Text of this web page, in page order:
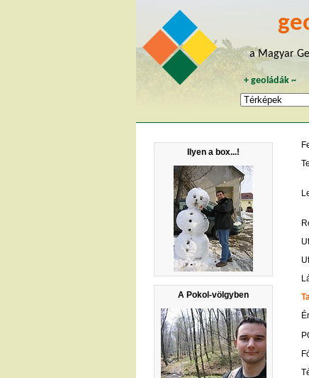
a Magyar
+geoládák ~
Ilyen a box...!
A Pokol-völgyben